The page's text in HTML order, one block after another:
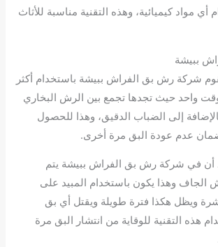
مواد كيميائية، وهذه التقنية مناسبة للأثاث
ببيشة
شركة رش بق الفراش ببيشة باستخدام أكثر
واحد حيث تجدها تجمع بين الرش البخاري
إلى الضباب الدقيق، وهذا للحصول
عدم عودة البق مرة أخرى.
أن في شركة رش بق الفراش ببيشة يتم
الجاف وهذا يكون باستخدام المبيد على
ويظل هكذا فترة طويلة ويقتل أي بق
هذه التقنية للوقاية من انتشار البق مرة